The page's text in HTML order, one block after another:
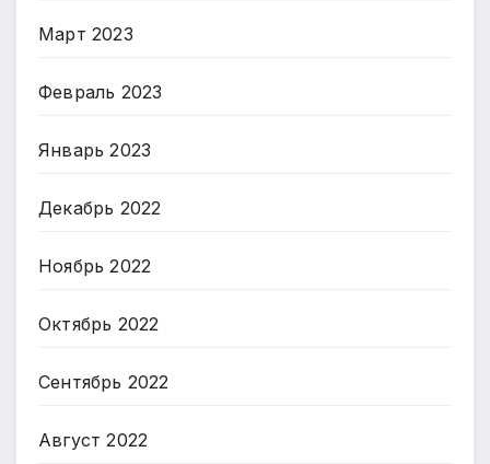
Март 2023
Февраль 2023
Январь 2023
Декабрь 2022
Ноябрь 2022
Октябрь 2022
Сентябрь 2022
Август 2022